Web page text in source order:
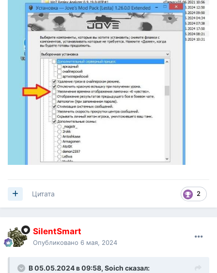
2
Цитата
SilentSmart
Опубликовано 6 мая, 2024
В 05.05.2024 в 09:58, Soich сказал: